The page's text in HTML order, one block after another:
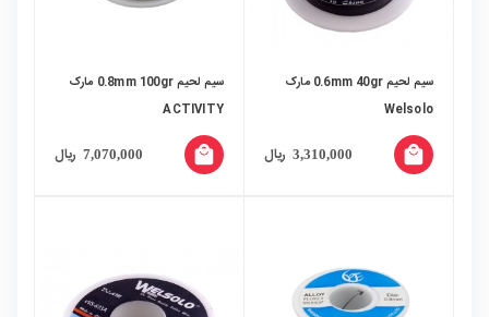
سیم لحیم 0.6mm 40gr مارک
Welsolo
3,310,000 ریال local_mall
سیم لحیم 0.8mm 100gr مارک
ACTIVITY
7,070,000 ریال local_mall